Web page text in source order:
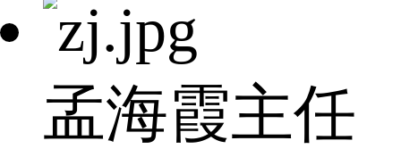
孟海霞主任